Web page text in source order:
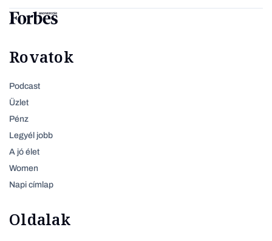
Rovatok
Podcast
Üzlet
Pénz
Legyél jobb
A jó élet
Women
Napi címlap
Oldalak